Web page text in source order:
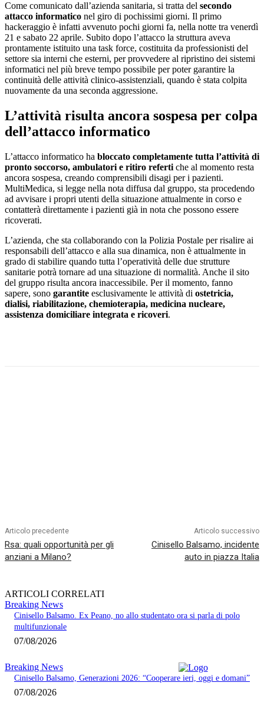
Come comunicato dall’azienda sanitaria, si tratta del secondo
attacco informatico nel giro di pochissimi giorni. Il primo
hackeraggio è infatti avvenuto pochi giorni fa, nella notte tra venerdì
21 e sabato 22 aprile. Subito dopo l’attacco la struttura aveva
prontamente istituito una task force, costituita da professionisti del
settore sia interni che esterni, per provvedere al ripristino dei sistemi
informatici nel più breve tempo possibile per poter garantire la
continuità delle attività clinico-assistenziali, quando è stata colpita
nuovamente da una seconda aggressione.
L’attività risulta ancora sospesa per colpa
dell’attacco informatico
L’attacco informatico ha bloccato completamente tutta l’attività di
pronto soccorso, ambulatori e ritiro referti che al momento resta
ancora sospesa, creando comprensibili disagi per i pazienti.
MultiMedica, si legge nella nota diffusa dal gruppo, sta procedendo
ad avvisare i propri utenti della situazione attualmente in corso e
contatterà direttamente i pazienti già in nota che possono essere
ricoverati.
L’azienda, che sta collaborando con la Polizia Postale per risalire ai
responsabili dell’attacco e alla sua dinamica, non è attualmente in
grado di stabilire quando tutta l’operatività delle due strutture
sanitarie potrà tornare ad una situazione di normalità. Anche il sito
del gruppo risulta ancora inaccessibile. Per il momento, fanno
sapere, sono garantite esclusivamente le attività di ostetricia,
dialisi, riabilitazione, chemioterapia, medicina nucleare,
assistenza domiciliare integrata e ricoveri.
Articolo precedente
Rsa: quali opportunità per gli
anziani a Milano?
Articolo successivo
Cinisello Balsamo, incidente
auto in piazza Italia
ARTICOLI CORRELATI
Breaking News
Cinisello Balsamo. Ex Peano, no allo studentato ora si parla di polo
multifunzionale
07/08/2026
Breaking News
Cinisello Balsamo, Generazioni 2026: “Cooperare ieri, oggi e domani”
07/08/2026